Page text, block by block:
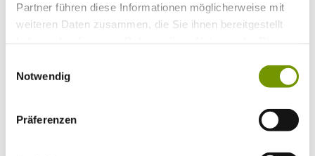
Partner führen diese Informationen möglicherweise mit
weiteren Daten zusammen, die Sie ihnen bereitgestellt
Notwendig
Präferenzen
Info
Ihr Urlaub bei uns+
Veranstaltungen